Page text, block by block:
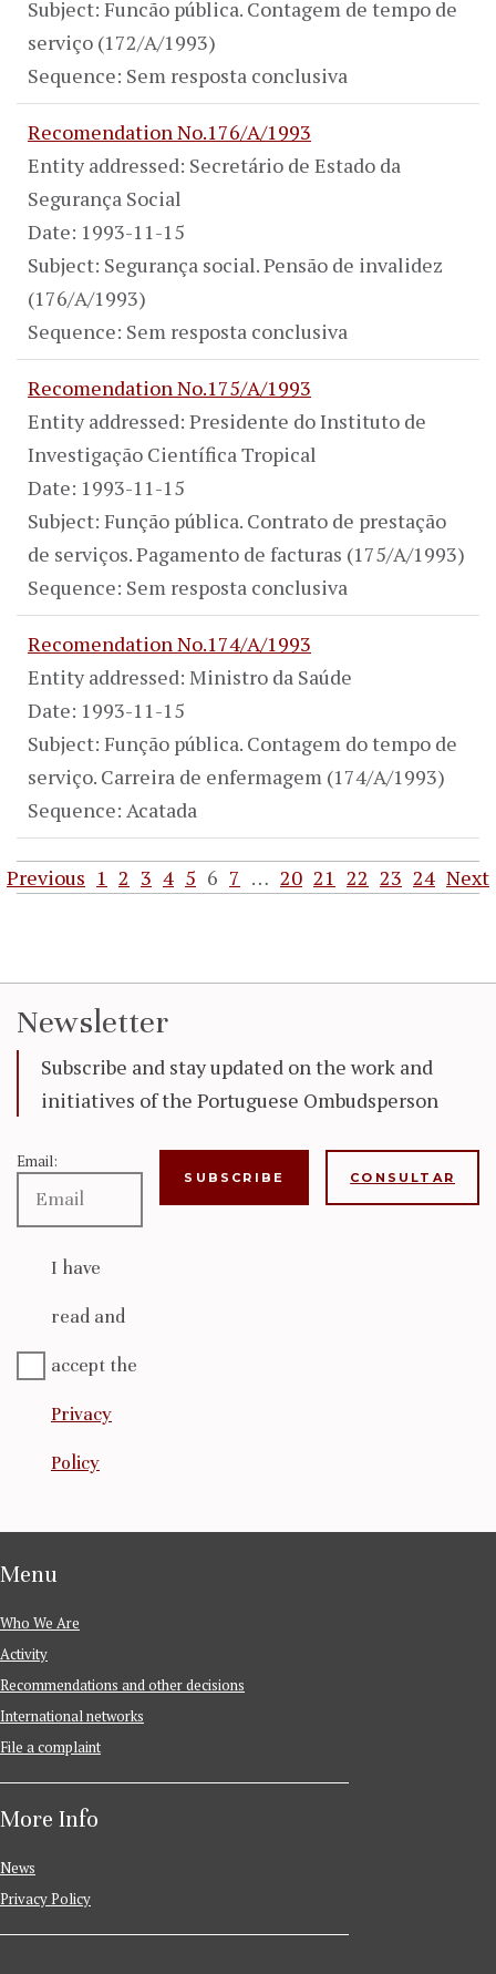
Subject: Funcão pública. Contagem de tempo de
serviço (172/A/1993)
Sequence: Sem resposta conclusiva
Recomendation No.176/A/1993
Entity addressed: Secretário de Estado da
Segurança Social
Date: 1993-11-15
Subject: Segurança social. Pensão de invalidez
(176/A/1993)
Sequence: Sem resposta conclusiva
Recomendation No.175/A/1993
Entity addressed: Presidente do Instituto de
Investigação Científica Tropical
Date: 1993-11-15
Subject: Função pública. Contrato de prestação
de serviços. Pagamento de facturas (175/A/1993)
Sequence: Sem resposta conclusiva
Recomendation No.174/A/1993
Entity addressed: Ministro da Saúde
Date: 1993-11-15
Subject: Função pública. Contagem do tempo de
serviço. Carreira de enfermagem (174/A/1993)
Sequence: Acatada
Previous 1 2 3 4 5 6 7 … 20 21 22 23 24 Next
Newsletter
Subscribe and stay updated on the work and
initiatives of the Portuguese Ombudsperson
Email:
I have
read and
accept the
Privacy
Policy
CONSULTAR
Menu
Who We Are
Activity
Recommendations and other decisions
International networks
File a complaint
More Info
News
Privacy Policy